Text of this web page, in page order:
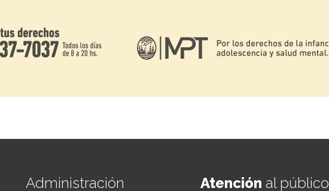
Administración Atención al público